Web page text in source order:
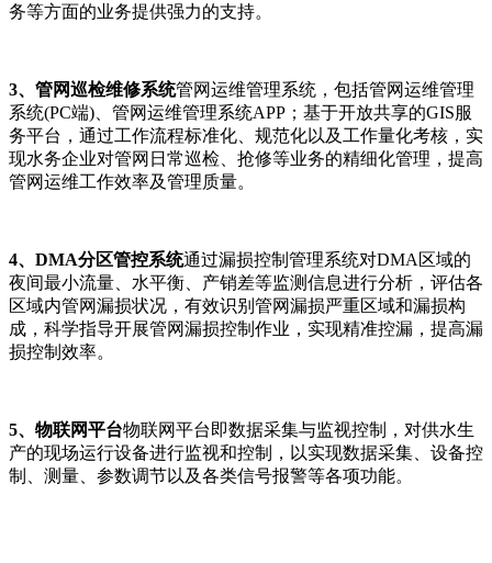
务等方面的业务提供强力的支持。
3、管网巡检维修系统管网运维管理系统，包括管网运维管理
系统(PC端)、管网运维管理系统APP；基于开放共享的GIS服
务平台，通过工作流程标准化、规范化以及工作量化考核，实
现水务企业对管网日常巡检、抢修等业务的精细化管理，提高
管网运维工作效率及管理质量。
4、DMA分区管控系统通过漏损控制管理系统对DMA区域的
夜间最小流量、水平衡、产销差等监测信息进行分析，评估各
区域内管网漏损状况，有效识别管网漏损严重区域和漏损构
成，科学指导开展管网漏损控制作业，实现精准控漏，提高漏
损控制效率。
5、物联网平台物联网平台即数据采集与监视控制，对供水生
产的现场运行设备进行监视和控制，以实现数据采集、设备控
制、测量、参数调节以及各类信号报警等各项功能。